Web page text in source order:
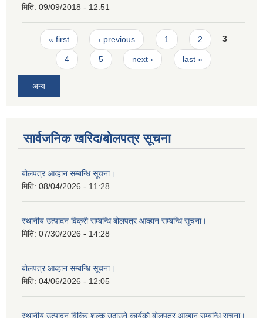
मिति: 09/09/2018 - 12:51
Pages
« first ‹ previous 1 2 3
4 5 next › last »
अन्य
सार्वजनिक खरिद/बोलपत्र सूचना
बोलपत्र आव्हान सम्बन्धि सूचना।
मिति: 08/04/2026 - 11:28
स्थानीय उत्पादन विक्री सम्बन्धि बोलपत्र आव्हान सम्बन्धि सूचना।
मिति: 07/30/2026 - 14:28
बोलपत्र आव्हान सम्बन्धि सूचना।
मिति: 04/06/2026 - 12:05
स्थानीय उत्पादन विक्रि शुल्क उठाउने कार्यको बोलपत्र आव्हान सम्बन्धि सूचना।